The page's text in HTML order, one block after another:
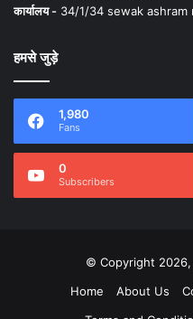
कार्यालय - 34/1/34 sewak ashram
हमसे जुड़े
1,980
Fans
0
Subscribers
© Copyright 2026,
Home
About Us